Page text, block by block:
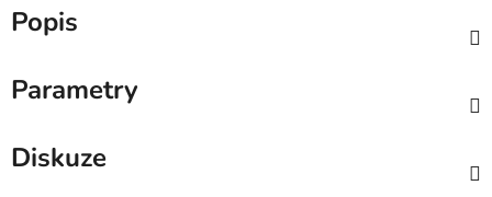
Popis
Parametry
Diskuze